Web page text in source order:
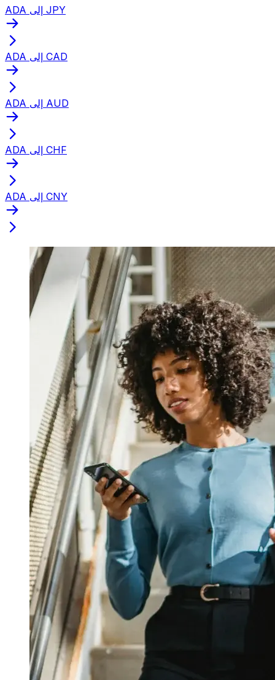
ADA إلى JPY
ADA إلى CAD
ADA إلى AUD
ADA إلى CHF
ADA إلى CNY